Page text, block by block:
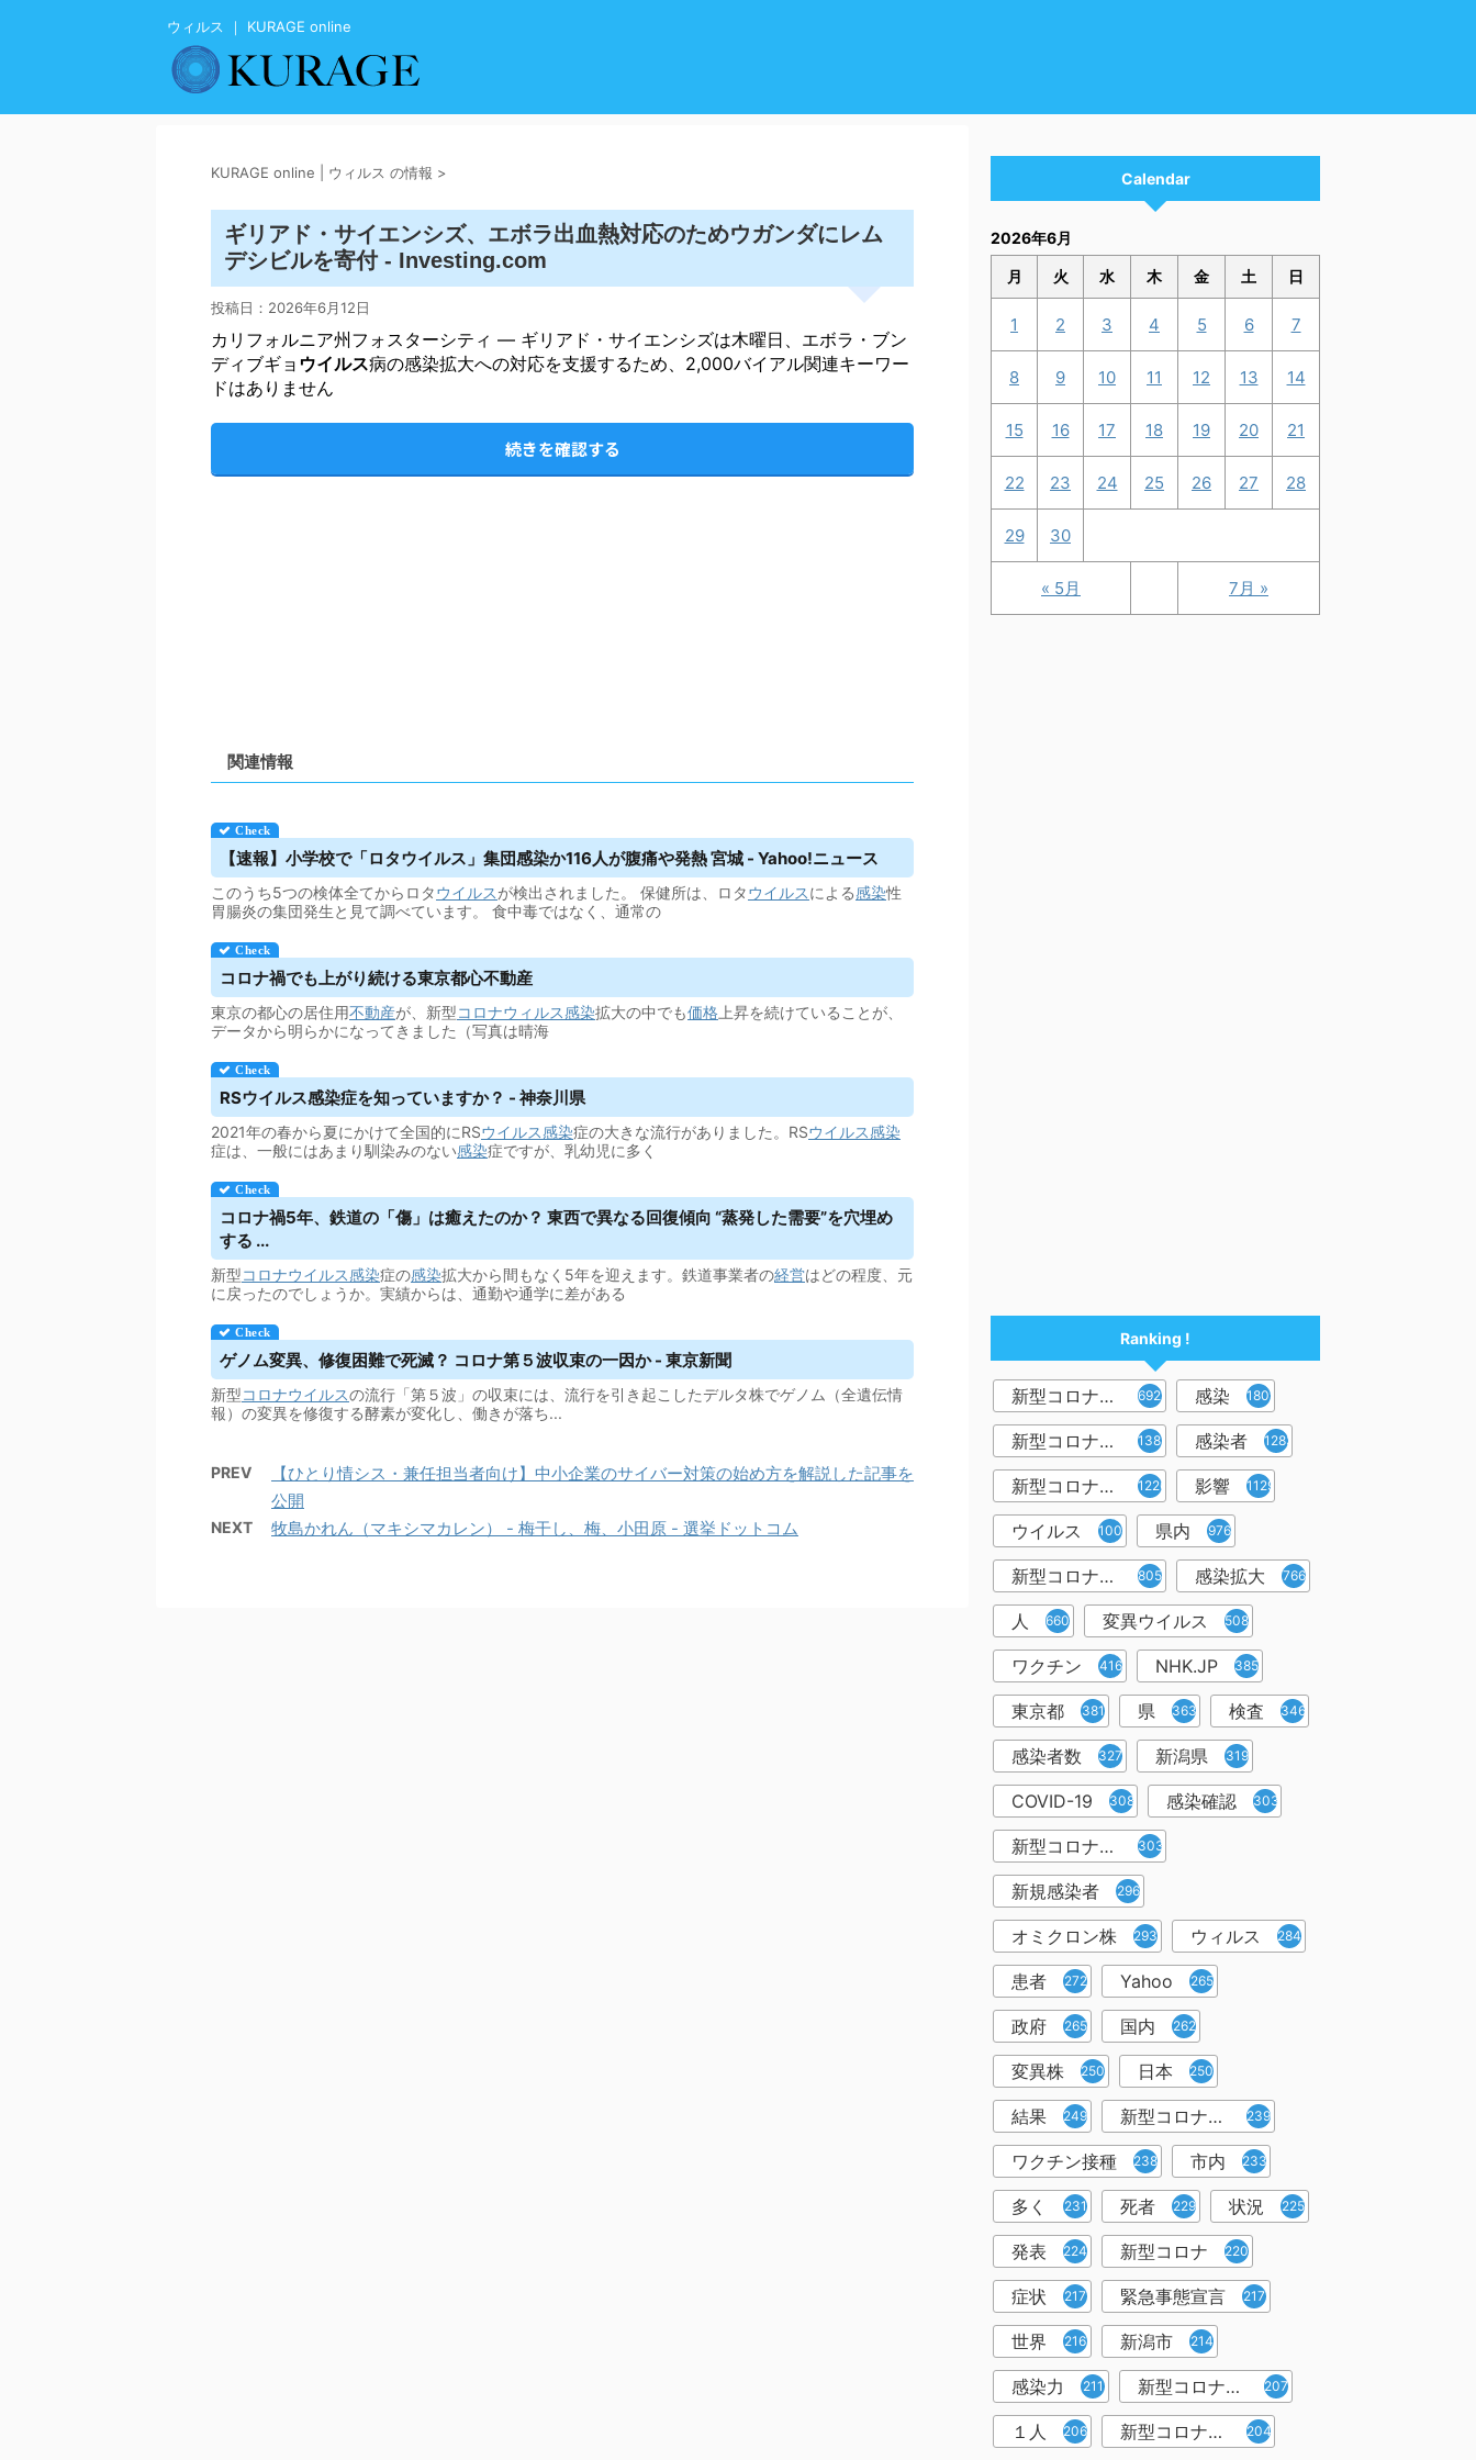
ウィルス ｜ KURAGE online
KURAGE online | ウィルス の情報 >
ギリアド・サイエンシズ、エボラ出血熱対応のためウガンダにレム
デシビルを寄付 - Investing.com
投稿日： 2026年6月12日
カリフォルニア州フォスターシティ — ギリアド・サイエンシズは木曜日、エボラ・ブン
ディブギョ ウイルス病の感染拡大への対応を支援するため、2,000バイアル関連キーワー
ドはありません
続きを確認する
関連情報
【速報】小学校で「ロタウイルス 」集団感染か116人が腹痛や発熱 宮城 - Yahoo!ニュース
このうち5つの検体全てからロタウイルスが検出されました。 保健所は、ロタウイルスによる感染性
胃腸炎の集団発生と見て調べています。 食中毒ではなく、通常の
コロナ禍でも上がり続ける東京都心不動産
東京の都心の居住用不動産が、新型コロナウィルス感染拡大の中でも価格 上昇を続けていることが、
データから明らかになってきました（写真は晴海
RSウイルス感染症を知っていますか？ - 神奈川県
2021年の春から夏にかけて全国的にRSウイルス感染症の大きな流行がありました。RSウイルス感染
症は、一般にはあまり馴染みのない感染症ですが、乳幼児に多く
コロナ禍5年、鉄道の「傷」は癒えたのか？ 東西で異なる回復傾向 “蒸発した需要”を穴埋め
する ...
新型コロナウイルス感染症の感染拡大から間もなく5年を迎えます。鉄道事業者の経営はどの程度、元
に戻ったのでしょうか。実績からは、通勤や通学に差がある
ゲノム変異、修復困難で死滅？ コロナ第５波収束の一因か - 東京新聞
新型コロナウイルスの流行「第５波」の収束には、流行を引き起こしたデルタ株でゲノム（全遺伝情
報）の変異を修復する酵素が変化し、働きが落ち...
PREV
【ひとり情シス・兼任担当者向け】中小企業のサイバー対策の始め方を解説した記事を
公開
NEXT 牧島かれん（マキシマカレン） - 梅干し、梅、小田原 - 選挙ドットコム
Calendar
2026年6月
月 火 水 木 金 土 日
« 5月 7月 »
1 2 3 4 5 6 7
8 9 10 11 12 13 14
15 16 17 18 19 20 21
22 23 24 25 26 27 28
29 30
Ranking !
新型コロナウイルス 6921 感染 1809
新型コロナウィルス 1382 感染者 1283
新型コロナウイルス感染症 1226 影響 1129
ウイルス 1001 県内 976
新型コロナウイルス感染 805 感染拡大 766
人 660 変異ウイルス 508
ワクチン 416 NHK.JP 385
東京都 381 県 363 検査 346
感染者数 327 新潟県 319
COVID-19 308 感染確認 303
新型コロナウィルス感染症 303
新規感染者 296
オミクロン株 293 ウィルス 284
患者 272 Yahoo 265
政府 265 国内 262
変異株 250 日本 250
結果 249 新型コロナウイルスワクチン 239
ワクチン接種 238 市内 233
多く 231 死者 229 状況 225
発表 224 新型コロナ 220
症状 217 緊急事態宣言 217
世界 216 新潟市 214
感染力 211 新型コロナウイルス感染者 207
１人 206 新型コロナウイルス対策 204